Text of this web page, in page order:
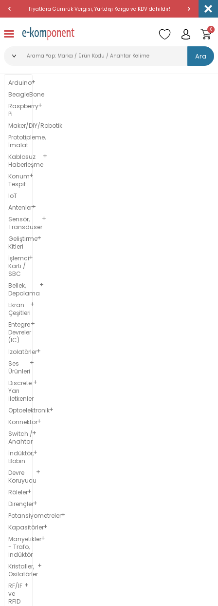
Fiyatlara Gümrük Vergisi, Yurtdışı Kargo ve KDV dahildir!
Ara
0
Arduino
BeagleBone
Raspberry
Pi
Maker/DIY/Robotik
Prototipleme,
İmalat
Kablosuz
Haberleşme
Konum
Tespit
IoT
Antenler
Sensör,
Transdüser
Geliştirme
Kitleri
İşlemci
Kartı /
SBC
Bellek,
Depolama
Ekran
Çeşitleri
Entegre
Devreler
(IC)
İzolatörler
Ses
Ürünleri
Discrete
Yarı
İletkenler
Optoelektronik
Konnektör
Switch /
Anahtar
İndüktör,
Bobin
Devre
Koruyucu
Röleler
Dirençler
Potansiyometreler
Kapasitörler
Manyetikler
- Trafo,
İndüktör
Kristaller,
Osilatörler
RF/IF
ve
RFID